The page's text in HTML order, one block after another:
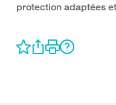
protection adaptées